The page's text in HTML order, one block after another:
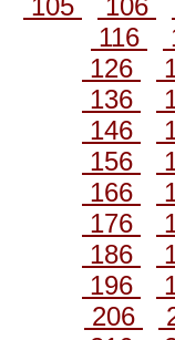
105
106
116
126
136
146
156
166
176
186
196
206